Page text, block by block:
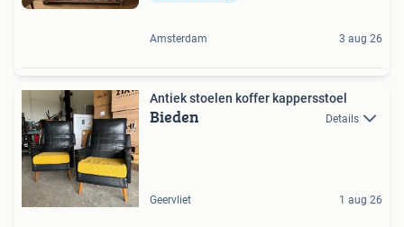
Amsterdam 3 aug 26
Antiek stoelen koffer kappersstoel
Bieden Details
Geervliet 1 aug 26